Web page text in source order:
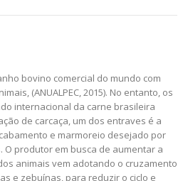
bovino comercial do mundo com
(ANUALPEC, 2015). No entanto, os
internacional da carne brasileira
de carcaça, um dos entraves é a
e marmoreio desejado por
O produtor em busca de aumentar a
animais vem adotando o cruzamento
e zebuínas, para reduzir o ciclo e